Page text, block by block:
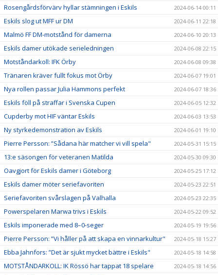
Rosengårdsförvärv hyllar stämningen i Eskils 2024-06-14 00:11
Eskils slog ut MFF ur DM 2024-06-11 22:18
Malmö FF DM-motstånd för damerna 2024-06-10 20:13
Eskils damer utökade serieledningen 2024-06-08 22:15
Motståndarkoll: IFK Örby 2024-06-08 09:38
Tränaren kräver fullt fokus mot Örby 2024-06-07 19:01
Nya rollen passar Julia Hammons perfekt 2024-06-07 18:36
Eskils föll på straffar i Svenska Cupen 2024-06-05 12:32
Cupderby mot HIF väntar Eskils 2024-06-03 13:53
Ny styrkedemonstration av Eskils 2024-06-01 19:10
Pierre Persson: ”Sådana här matcher vi vill spela" 2024-05-31 15:15
13:e säsongen för veteranen Matilda 2024-05-30 09:30
Oavgjort för Eskils damer i Göteborg 2024-05-25 17:12
Eskils damer möter seriefavoriten 2024-05-23 22:51
Seriefavoriten svårslagen på Valhalla 2024-05-23 22:35
Powerspelaren Marwa trivs i Eskils 2024-05-22 09:52
Eskils imponerade med 8–0-seger 2024-05-19 19:56
Pierre Persson: ”Vi håller på att skapa en vinnarkultur" 2024-05-18 15:27
Ebba Jahnfors: ”Det är sjukt mycket bättre i Eskils" 2024-05-18 14:58
MOTSTÅNDARKOLL: IK Rössö har tappat 18 spelare 2024-05-18 14:56